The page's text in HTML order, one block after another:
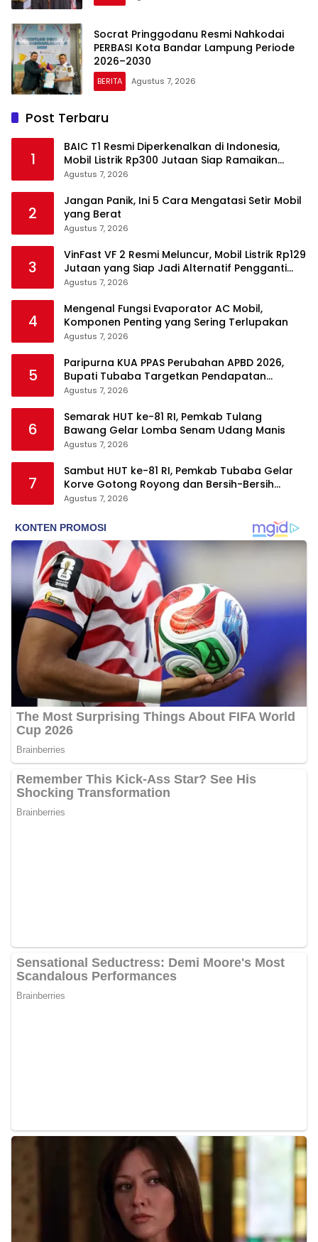
Socrat Pringgodanu Resmi Nahkodai
PERBASI Kota Bandar Lampung Periode
2026–2030
BERITA Agustus 7, 2026
Post Terbaru
1
BAIC T1 Resmi Diperkenalkan di Indonesia,
Mobil Listrik Rp300 Jutaan Siap Ramaikan
Pasar EV
Agustus 7, 2026
2
Jangan Panik, Ini 5 Cara Mengatasi Setir Mobil
yang Berat
Agustus 7, 2026
3
VinFast VF 2 Resmi Meluncur, Mobil Listrik Rp129
Jutaan yang Siap Jadi Alternatif Pengganti
Motor
Agustus 7, 2026
4
Mengenal Fungsi Evaporator AC Mobil,
Komponen Penting yang Sering Terlupakan
Agustus 7, 2026
5
Paripurna KUA PPAS Perubahan APBD 2026,
Bupati Tubaba Targetkan Pendapatan
Daerah Rp820,3 Miliar
Agustus 7, 2026
6
Semarak HUT ke-81 RI, Pemkab Tulang
Bawang Gelar Lomba Senam Udang Manis
Agustus 7, 2026
7
Sambut HUT ke-81 RI, Pemkab Tubaba Gelar
Korve Gotong Royong dan Bersih-Bersih
Serentak
Agustus 7, 2026